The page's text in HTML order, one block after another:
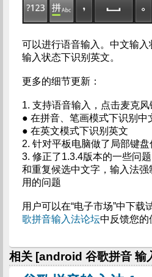
可以进行语音输入。中文输
输入状态下识别英文。
更多的细节更新：
1. 支持语音输入，点击麦克风
● 在拼音、笔画模式下识别中
● 在英文模式下识别英文
2. 针对平板电脑做了局部键盘
3. 修正了1.3.4版本的一些问
和重复候选中文字，输入法
用的问题
用户可以在“电子市场”中下载
歌拼音输入法论坛中反馈您的
相关 [android 谷歌拼音 输